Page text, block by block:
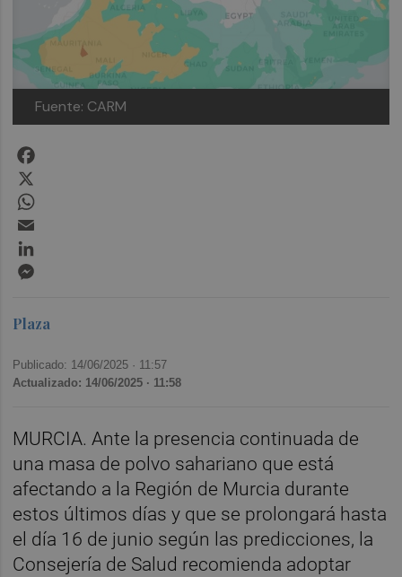
Fuente: CARM
Plaza
Publicado: 14/06/2025 · 11:57
Actualizado: 14/06/2025 · 11:58
MURCIA. Ante la presencia continuada de
una masa de polvo sahariano que está
afectando a la Región de Murcia durante
estos últimos días y que se prolongará hasta
el día 16 de junio según las predicciones, la
Consejería de Salud recomienda adoptar